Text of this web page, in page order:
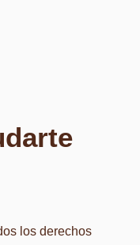
los derechos